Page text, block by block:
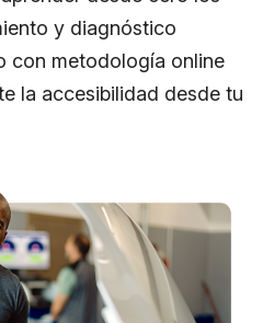
y diagnóstico
con metodología online
la accesibilidad desde tu